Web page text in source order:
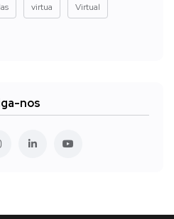
virtua Virtual
nos